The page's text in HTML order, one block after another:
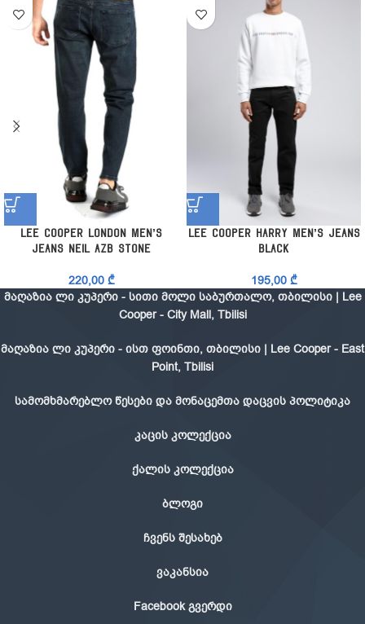
Lee Cooper London Men’s
Jeans Neil Azb Stone
220,00 ₾
Lee Cooper Harry Men’s Jeans
Black
195,00 ₾
მაღაზია ლი კუპერი - სითი მოლი საბურთალო, თბილისი | Lee
Cooper - City Mall, Tbilisi
მაღაზია ლი კუპერი - ისთ ფოინთი, თბილისი | Lee Cooper - East
Point, Tbilisi
სამომხმარებლო წესები და მონაცემთა დაცვის პოლიტიკა
კაცის კოლექცია
ქალის კოლექცია
ბლოგი
ჩვენს შესახებ
ვაკანსია
Facebook გვერდი